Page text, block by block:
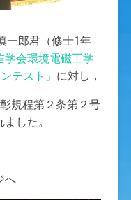
一郎君（修士1年
学会環境電磁工学
テスト」 に対し，
規程第２条第２号
した。
へ